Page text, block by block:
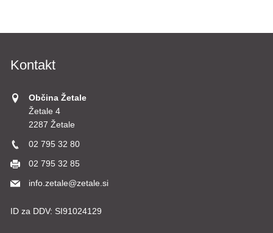
Kontakt
Občina Žetale
Žetale 4
2287 Žetale
02 795 32 80
02 795 32 85
info.zetale@zetale.si
ID za DDV: SI91024129